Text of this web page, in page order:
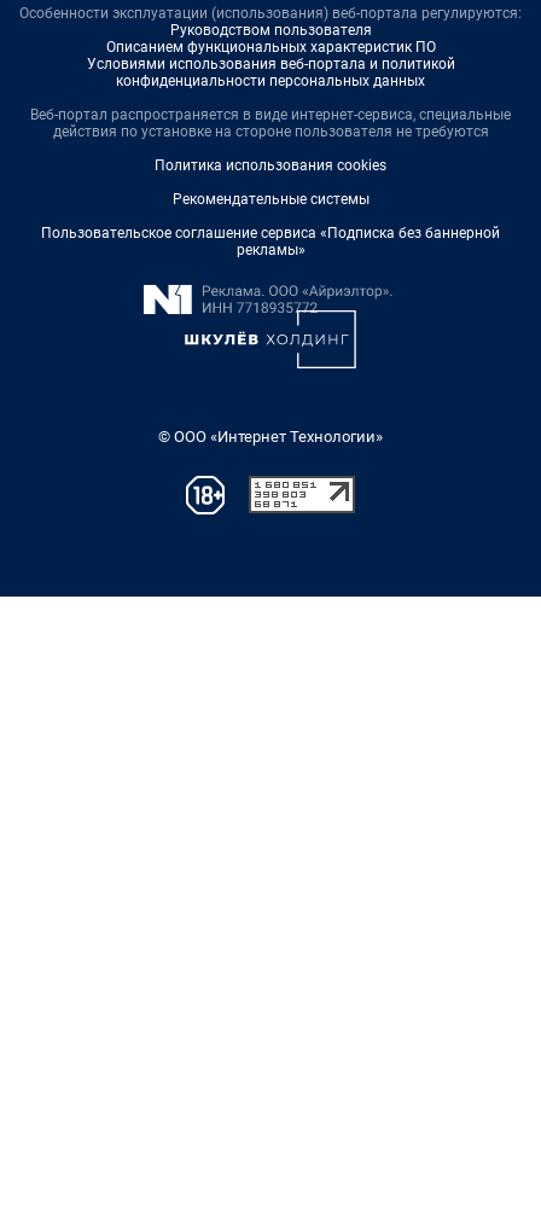
Особенности эксплуатации (использования) веб-портала регулируются:
Руководством пользователя
Описанием функциональных характеристик ПО
Условиями использования веб-портала и политикой
конфиденциальности персональных данных
Веб-портал распространяется в виде интернет-сервиса, специальные
действия по установке на стороне пользователя не требуются
Политика использования cookies
Рекомендательные системы
Пользовательское соглашение сервиса «Подписка без баннерной
рекламы»
© ООО «Интернет Технологии»